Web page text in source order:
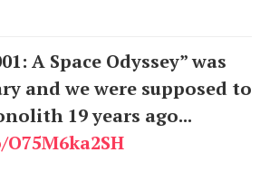
A Space Odyssey” was
and we were supposed to
19 years ago...